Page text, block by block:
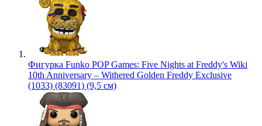
Фигурка Funko POP Games: Five Nights at Freddy's Wiki
10th Anniversary – Withered Golden Freddy Exclusive
(1033) (83091) (9,5 см)